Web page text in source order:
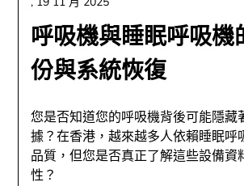
呼吸機與睡眠呼吸機
份與系統恢復
您是否知道您的呼吸機背後可能隱藏
據？在香港，越來越多人依賴睡眠呼
品質，但您是否真正了解這些設備資
性？